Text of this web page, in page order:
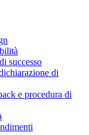
successo
di
e procedura di